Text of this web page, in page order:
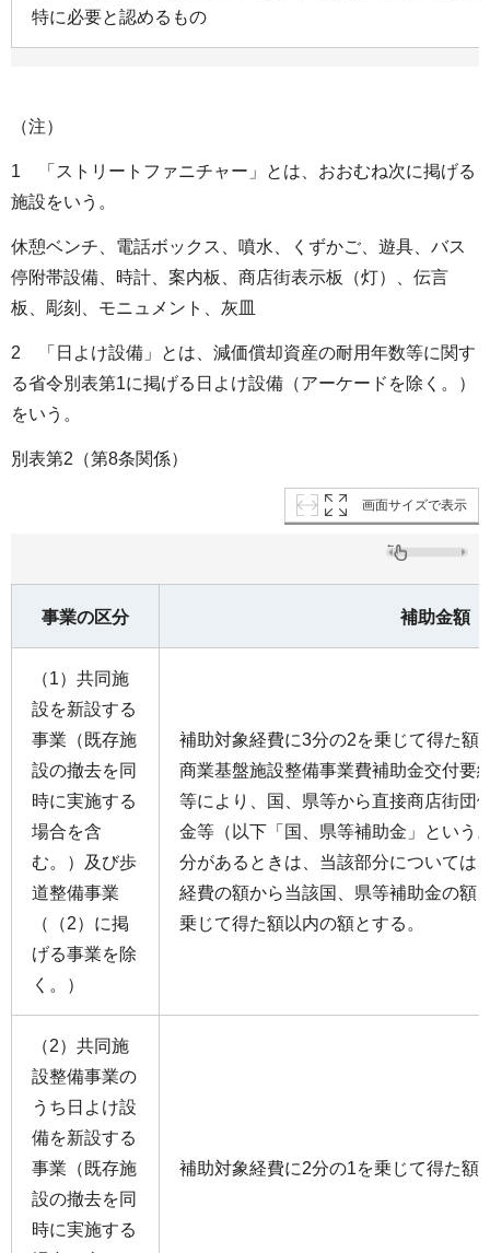
特に必要と認めるもの
（注）
1 「ストリートファニチャー」とは、おおむね次に掲げる
施設をいう。
休憩ベンチ、電話ボックス、噴水、くずかご、遊具、バス
停附帯設備、時計、案内板、商店街表示板（灯）、伝言
板、彫刻、モニュメント、灰皿
2 「日よけ設備」とは、減価償却資産の耐用年数等に関す
る省令別表第1に掲げる日よけ設備（アーケードを除く。）
をいう。
別表第2（第8条関係）
画面サイズで表示
事業の区分 補助金額
（1）共同施
設を新設する
事業（既存施
設の撤去を同
時に実施する
場合を含
む。）及び歩
道整備事業
（（2）に掲
げる事業を除
く。）
補助対象経費に3分の2を乗じて得た額
商業基盤施設整備事業費補助金交付要
等により、国、県等から直接商店街団
金等（以下「国、県等補助金」という
分があるときは、当該部分については
経費の額から当該国、県等補助金の額
乗じて得た額以内の額とする。
（2）共同施
設整備事業の
うち日よけ設
備を新設する
事業（既存施
設の撤去を同
時に実施する
補助対象経費に2分の1を乗じて得た額